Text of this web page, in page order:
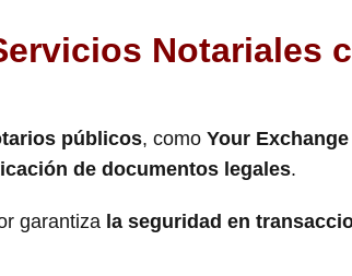
Notariales
públicos, como Your
de documentos legales.
garantiza la seguridad en